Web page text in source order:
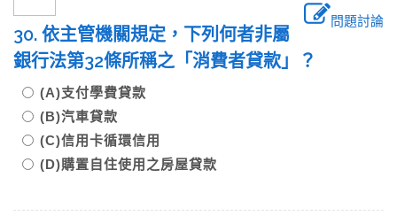
問題討論
30. 依主管機關規定，下列何者非屬
銀行法第32條所稱之「消費者貸款」？
(A)支付學費貸款
(B)汽車貸款
(C)信用卡循環信用
(D)購置自住使用之房屋貸款